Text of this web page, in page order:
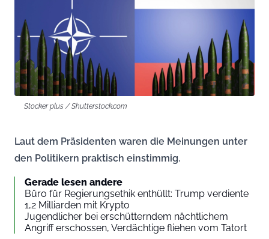
Stocker plus / Shutterstock.com
Laut dem Präsidenten waren die Meinungen unter
den Politikern praktisch einstimmig.
Gerade lesen andere
Büro für Regierungsethik enthüllt: Trump verdiente
1,2 Milliarden mit Krypto
Jugendlicher bei erschütterndem nächtlichem
Angriff erschossen, Verdächtige fliehen vom Tatort